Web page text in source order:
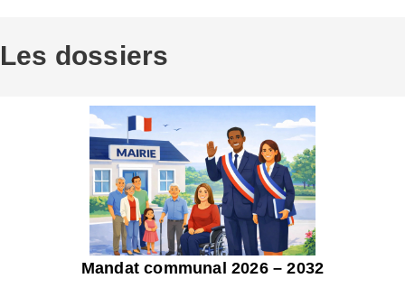
Les dossiers
Mandat communal 2026 – 2032